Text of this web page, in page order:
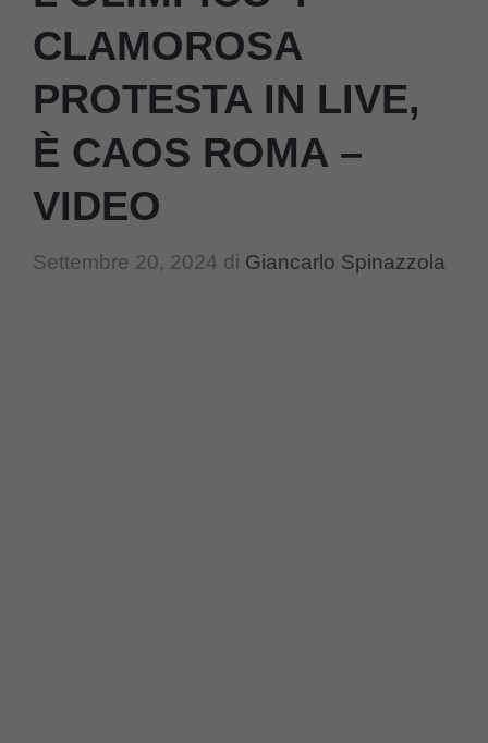
CLAMOROSA
PROTESTA IN LIVE,
È CAOS ROMA –
VIDEO
Settembre 20, 2024 di Giancarlo Spinazzola